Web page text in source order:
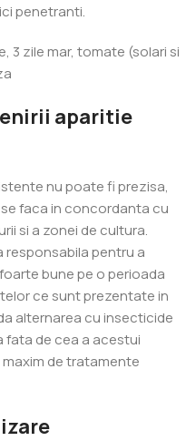
penetranti.
3 zile mar, tomate (solari si
aparitie
nu poate fi prezisa,
faca in concordanta cu
si a zonei de cultura.
pentru a
bune pe o perioada
ce sunt prezentate in
alternarea cu insecticide
fata de cea a acestui
maxim de tratamente